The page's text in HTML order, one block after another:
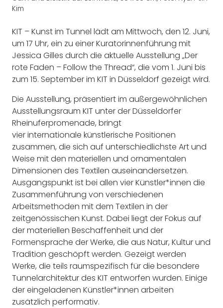
Kim
KIT – Kunst im Tunnel lädt am Mittwoch, den 12. Juni,
um 17 Uhr, ein zu einer Kuratorinnenführung mit
Jessica Gilles durch die aktuelle Ausstellung „Der
rote Faden – Follow the Thread“, die vom 1. Juni bis
zum 15. September im KIT in Düsseldorf gezeigt wird.
Die Ausstellung, präsentiert im außergewöhnlichen
Ausstellungsraum KIT unter der Düsseldorfer
Rheinuferpromenade, bringt
vier internationale künstlerische Positionen
zusammen, die sich auf unterschiedlichste Art und
Weise mit den materiellen und ornamentalen
Dimensionen des Textilen auseinandersetzen.
Ausgangspunkt ist bei allen vier Künstler*innen die
Zusammenführung von verschiedenen
Arbeitsmethoden mit dem Textilen in der
zeitgenössischen Kunst. Dabei liegt der Fokus auf
der materiellen Beschaffenheit und der
Formensprache der Werke, die aus Natur, Kultur und
Tradition geschöpft werden. Gezeigt werden
Werke, die teils raumspezifisch für die besondere
Tunnelarchitektur des KIT entworfen wurden. Einige
der eingeladenen Künstler*innen arbeiten
zusätzlich performativ.